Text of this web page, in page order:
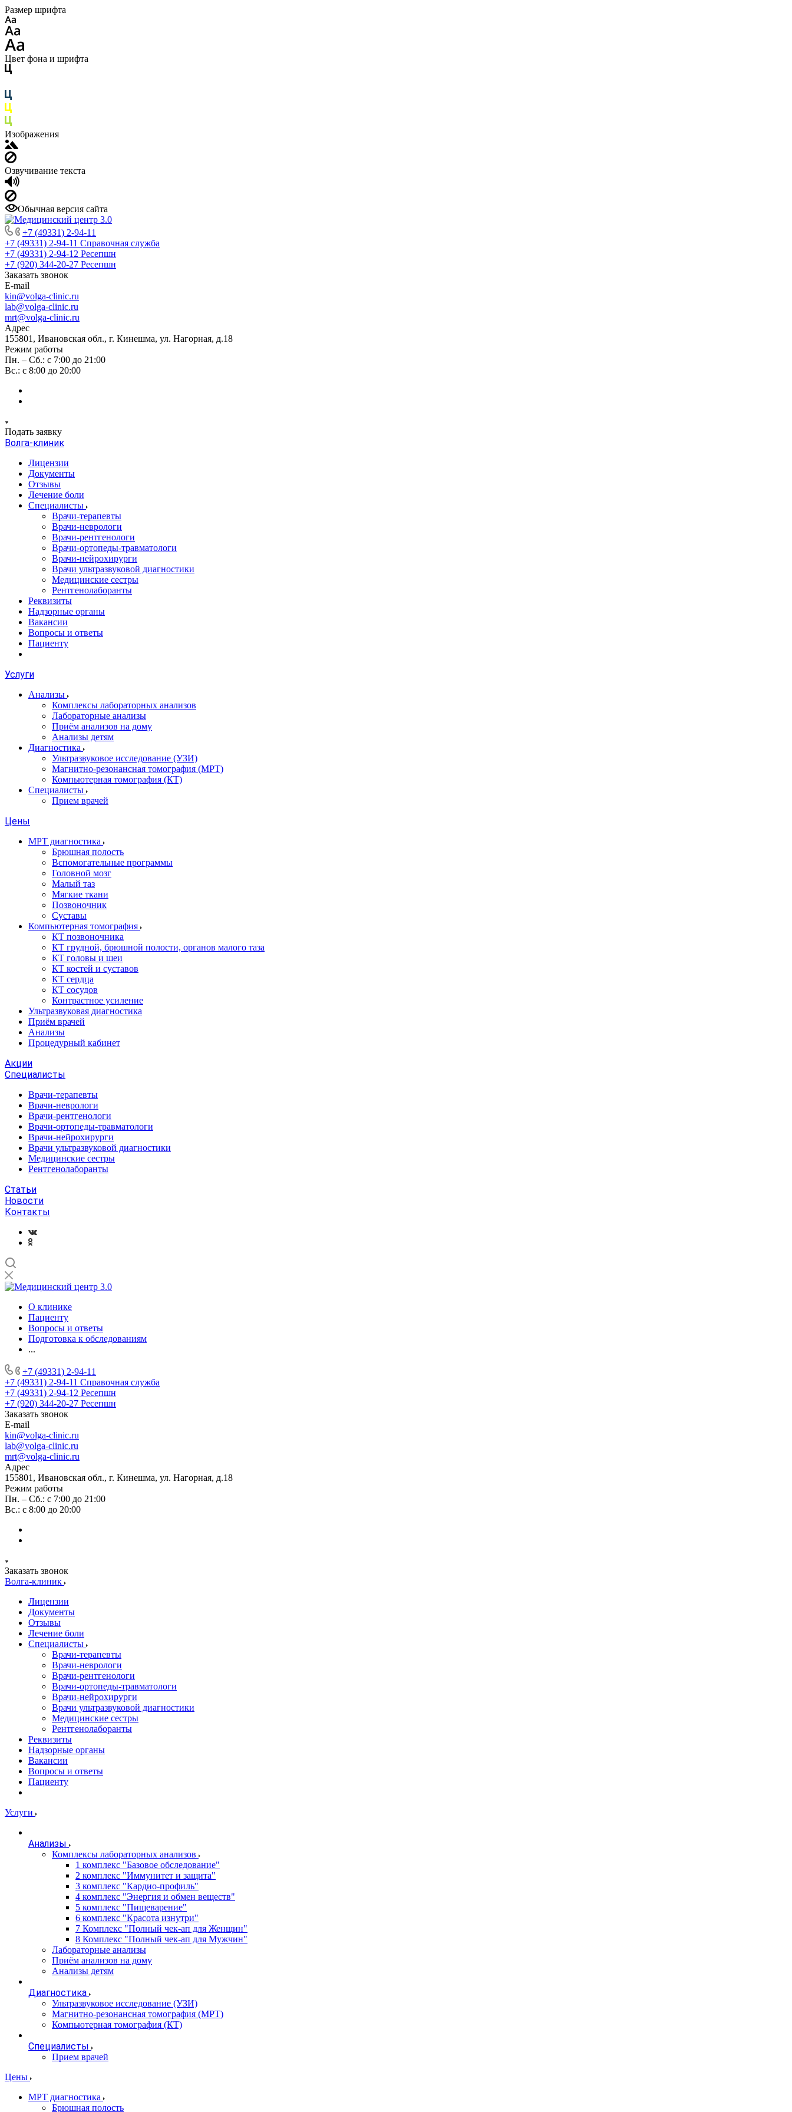
Размер шрифта
Цвет фона и шрифта
Изображения
Озвучивание текста
Обычная версия сайта
+7 (49331) 2-94-11
+7 (49331) 2-94-11 Справочная служба
+7 (49331) 2-94-12 Ресепшн
+7 (920) 344-20-27 Ресепшн
Заказать звонок
E-mail
kin@volga-clinic.ru
lab@volga-clinic.ru
mrt@volga-clinic.ru
Адрес
155801, Ивановская обл., г. Кинешма, ул. Нагорная, д.18
Режим работы
Пн. – Сб.: с 7:00 до 21:00
Вс.: с 8:00 до 20:00
Подать заявку
Волга-клиник
Лицензии
Документы
Отзывы
Лечение боли
Специалисты
Врачи-терапевты
Врачи-неврологи
Врачи-рентгенологи
Врачи-ортопеды-травматологи
Врачи-нейрохирурги
Врачи ультразвуковой диагностики
Медицинские сестры
Рентгенолаборанты
Реквизиты
Надзорные органы
Вакансии
Вопросы и ответы
Пациенту
Услуги
Анализы
Комплексы лабораторных анализов
Лабораторные анализы
Приём анализов на дому
Анализы детям
Диагностика
Ультразвуковое исследование (УЗИ)
Магнитно-резонансная томография (МРТ)
Компьютерная томография (КТ)
Специалисты
Прием врачей
Цены
МРТ диагностика
Брюшная полость
Вспомогательные программы
Головной мозг
Малый таз
Мягкие ткани
Позвоночник
Суставы
Компьютерная томография
КТ позвоночника
КТ грудной, брюшной полости, органов малого таза
КТ головы и шеи
КТ костей и суставов
КТ сердца
КТ сосудов
Контрастное усиление
Ультразвуковая диагностика
Приём врачей
Анализы
Процедурный кабинет
Акции
Специалисты
Врачи-терапевты
Врачи-неврологи
Врачи-рентгенологи
Врачи-ортопеды-травматологи
Врачи-нейрохирурги
Врачи ультразвуковой диагностики
Медицинские сестры
Рентгенолаборанты
Статьи
Новости
Контакты
О клинике
Пациенту
Вопросы и ответы
Подготовка к обследованиям
...
+7 (49331) 2-94-11
+7 (49331) 2-94-11 Справочная служба
+7 (49331) 2-94-12 Ресепшн
+7 (920) 344-20-27 Ресепшн
Заказать звонок
E-mail
kin@volga-clinic.ru
lab@volga-clinic.ru
mrt@volga-clinic.ru
Адрес
155801, Ивановская обл., г. Кинешма, ул. Нагорная, д.18
Режим работы
Пн. – Сб.: с 7:00 до 21:00
Вс.: с 8:00 до 20:00
Заказать звонок
Волга-клиник
Лицензии
Документы
Отзывы
Лечение боли
Специалисты
Врачи-терапевты
Врачи-неврологи
Врачи-рентгенологи
Врачи-ортопеды-травматологи
Врачи-нейрохирурги
Врачи ультразвуковой диагностики
Медицинские сестры
Рентгенолаборанты
Реквизиты
Надзорные органы
Вакансии
Вопросы и ответы
Пациенту
Услуги
Анализы
Комплексы лабораторных анализов
1 комплекс "Базовое обследование"
2 комплекс "Иммунитет и защита"
3 комплекс "Кардио-профиль"
4 комплекс "Энергия и обмен веществ"
5 комплекс "Пищеварение"
6 комплекс "Красота изнутри"
7 Комплекс "Полный чек-ап для Женщин"
8 Комплекс "Полный чек-ап для Мужчин"
Лабораторные анализы
Приём анализов на дому
Анализы детям
Диагностика
Ультразвуковое исследование (УЗИ)
Магнитно-резонансная томография (МРТ)
Компьютерная томография (КТ)
Специалисты
Прием врачей
Цены
МРТ диагностика
Брюшная полость